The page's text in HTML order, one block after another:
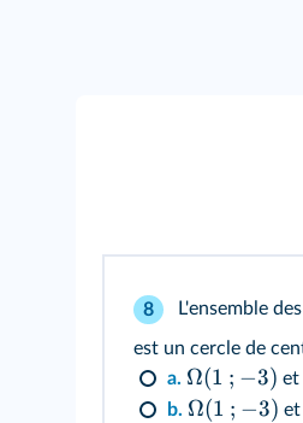
8 L'ensemble
est un cercle de
a. Ω(1 ; −3) et
b. Ω(1 ; −3) et